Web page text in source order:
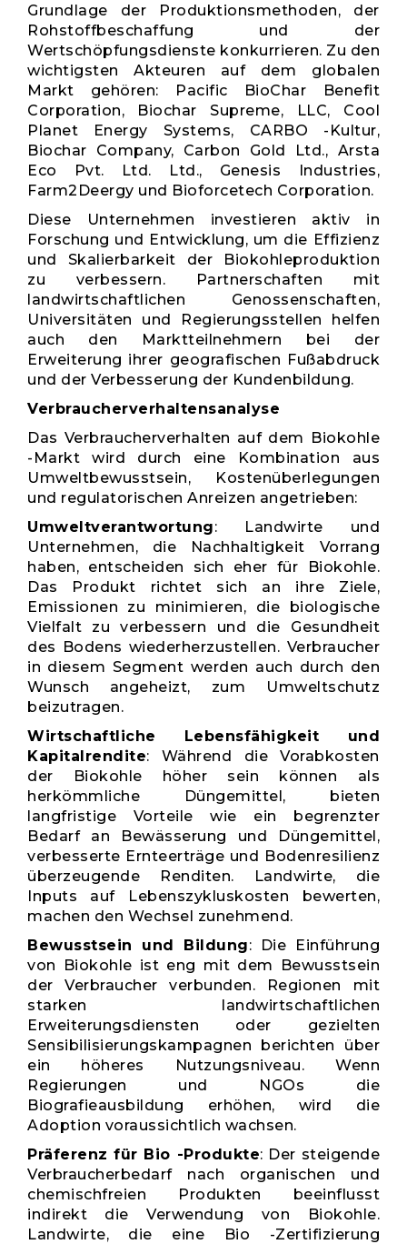
Grundlage der Produktionsmethoden, der
Rohstoffbeschaffung und der
Wertschöpfungsdienste konkurrieren. Zu den
wichtigsten Akteuren auf dem globalen
Markt gehören: Pacific BioChar Benefit
Corporation, Biochar Supreme, LLC, Cool
Planet Energy Systems, CARBO -Kultur,
Biochar Company, Carbon Gold Ltd., Arsta
Eco Pvt. Ltd. Ltd., Genesis Industries,
Farm2Deergy und Bioforcetech Corporation.
Diese Unternehmen investieren aktiv in
Forschung und Entwicklung, um die Effizienz
und Skalierbarkeit der Biokohleproduktion
zu verbessern. Partnerschaften mit
landwirtschaftlichen Genossenschaften,
Universitäten und Regierungsstellen helfen
auch den Marktteilnehmern bei der
Erweiterung ihrer geografischen Fußabdruck
und der Verbesserung der Kundenbildung.
Verbraucherverhaltensanalyse
Das Verbraucherverhalten auf dem Biokohle
-Markt wird durch eine Kombination aus
Umweltbewusstsein, Kostenüberlegungen
und regulatorischen Anreizen angetrieben:
Umweltverantwortung: Landwirte und
Unternehmen, die Nachhaltigkeit Vorrang
haben, entscheiden sich eher für Biokohle.
Das Produkt richtet sich an ihre Ziele,
Emissionen zu minimieren, die biologische
Vielfalt zu verbessern und die Gesundheit
des Bodens wiederherzustellen. Verbraucher
in diesem Segment werden auch durch den
Wunsch angeheizt, zum Umweltschutz
beizutragen.
Wirtschaftliche Lebensfähigkeit und
Kapitalrendite: Während die Vorabkosten
der Biokohle höher sein können als
herkömmliche Düngemittel, bieten
langfristige Vorteile wie ein begrenzter
Bedarf an Bewässerung und Düngemittel,
verbesserte Ernteerträge und Bodenresilienz
überzeugende Renditen. Landwirte, die
Inputs auf Lebenszykluskosten bewerten,
machen den Wechsel zunehmend.
Bewusstsein und Bildung: Die Einführung
von Biokohle ist eng mit dem Bewusstsein
der Verbraucher verbunden. Regionen mit
starken landwirtschaftlichen
Erweiterungsdiensten oder gezielten
Sensibilisierungskampagnen berichten über
ein höheres Nutzungsniveau. Wenn
Regierungen und NGOs die
Biografieausbildung erhöhen, wird die
Adoption voraussichtlich wachsen.
Präferenz für Bio -Produkte: Der steigende
Verbraucherbedarf nach organischen und
chemischfreien Produkten beeinflusst
indirekt die Verwendung von Biokohle.
Landwirte, die eine Bio -Zertifizierung